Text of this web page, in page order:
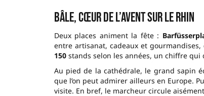
Bâle, cœur de l’Avent sur le Rhin
Deux places animent la fête :
entre artisanat, cadeaux et
150stands selon les années, un chiffre qui
Au pied de la cathédrale, le grand sapin
que l’on peut admirer ailleurs en Europe.
visite. En bref, le marcheur circule